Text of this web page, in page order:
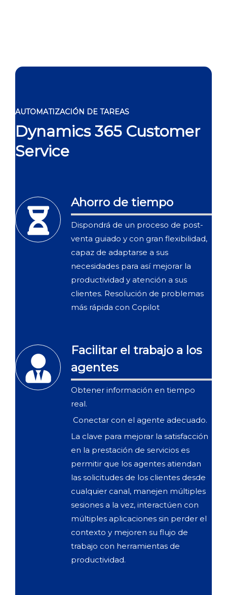
AUTOMATIZACIÓN DE TAREAS
Dynamics 365 Customer
Service
Ahorro de tiempo
Dispondrá de un proceso de post-
venta guiado y con gran flexibilidad,
capaz de adaptarse a sus
necesidades para así mejorar la
productividad y atención a sus
clientes. Resolución de problemas
más rápida con Copilot
Facilitar el trabajo a los
agentes
Obtener información en tiempo
real.
Conectar con el agente adecuado.
La clave para mejorar la satisfacción
en la prestación de servicios es
permitir que los agentes atiendan
las solicitudes de los clientes desde
cualquier canal, manejen múltiples
sesiones a la vez, interactúen con
múltiples aplicaciones sin perder el
contexto y mejoren su flujo de
trabajo con herramientas de
productividad.